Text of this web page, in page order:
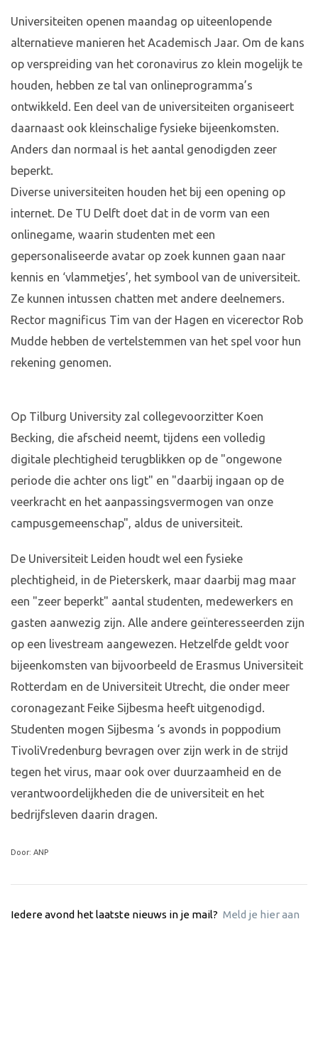
Universiteiten openen maandag op uiteenlopende
alternatieve manieren het Academisch Jaar. Om de kans
op verspreiding van het coronavirus zo klein mogelijk te
houden, hebben ze tal van onlineprogramma’s
ontwikkeld. Een deel van de universiteiten organiseert
daarnaast ook kleinschalige fysieke bijeenkomsten.
Anders dan normaal is het aantal genodigden zeer
beperkt.
Diverse universiteiten houden het bij een opening op
internet. De TU Delft doet dat in de vorm van een
onlinegame, waarin studenten met een
gepersonaliseerde avatar op zoek kunnen gaan naar
kennis en ‘vlammetjes’, het symbool van de universiteit.
Ze kunnen intussen chatten met andere deelnemers.
Rector magnificus Tim van der Hagen en vicerector Rob
Mudde hebben de vertelstemmen van het spel voor hun
rekening genomen.
Op Tilburg University zal collegevoorzitter Koen
Becking, die afscheid neemt, tijdens een volledig
digitale plechtigheid terugblikken op de "ongewone
periode die achter ons ligt" en "daarbij ingaan op de
veerkracht en het aanpassingsvermogen van onze
campusgemeenschap", aldus de universiteit.
De Universiteit Leiden houdt wel een fysieke
plechtigheid, in de Pieterskerk, maar daarbij mag maar
een "zeer beperkt" aantal studenten, medewerkers en
gasten aanwezig zijn. Alle andere geïnteresseerden zijn
op een livestream aangewezen. Hetzelfde geldt voor
bijeenkomsten van bijvoorbeeld de Erasmus Universiteit
Rotterdam en de Universiteit Utrecht, die onder meer
coronagezant Feike Sijbesma heeft uitgenodigd.
Studenten mogen Sijbesma ‘s avonds in poppodium
TivoliVredenburg bevragen over zijn werk in de strijd
tegen het virus, maar ook over duurzaamheid en de
verantwoordelijkheden die de universiteit en het
bedrijfsleven daarin dragen.
Door: ANP
Iedere avond het laatste nieuws in je mail? Meld je hier aan